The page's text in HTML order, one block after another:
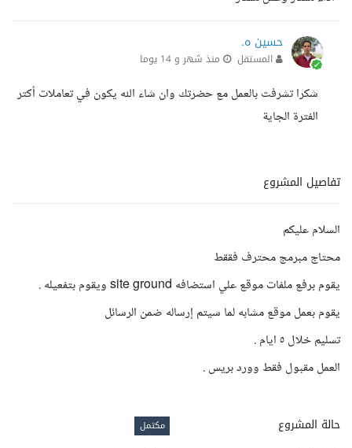
حسين ه.
المستقل منذ شهر و 14 يوما
شكرا تشرفت بالعمل مع حضرتك وان شاء الله يكون في تعاملات أكتر
الفترة الجاية
تفاصيل المشروع
السلام عليكم
محتاج مبرمج محترف فققط
يقوم برفع ملفات موقع علي استضافه site ground ويقوم بتفعيله .
يقوم بعمل موقع مشابه لما سيتم إرساله ضمن الرسائل
تسليم خلال ٥ ايام .
العمل مقبول فقط وورد بريس .
حالة المشروع مكتمل